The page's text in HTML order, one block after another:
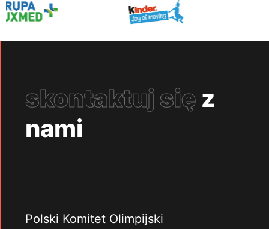
skontaktuj się z
nami
Polski Komitet Olimpijski